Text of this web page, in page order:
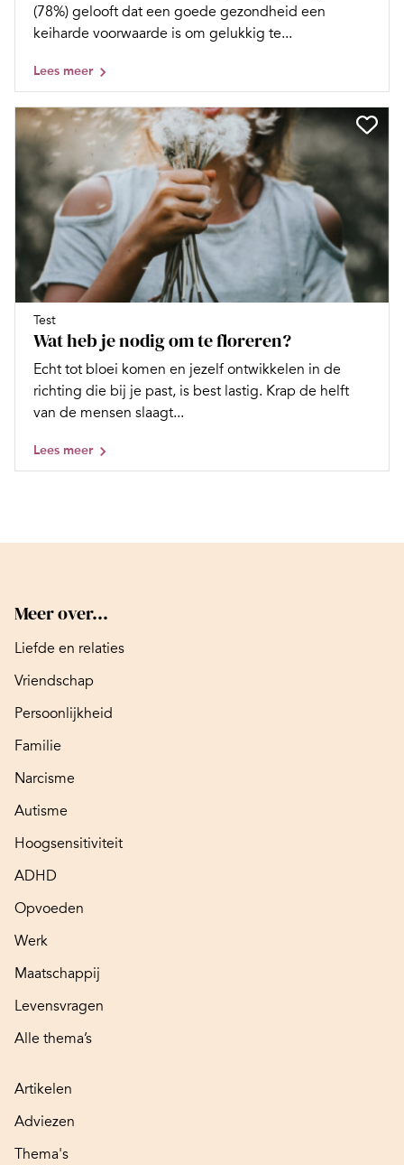
(78%) gelooft dat een goede gezondheid een
keiharde voorwaarde is om gelukkig te...
Lees meer
Test
Wat heb je nodig om te floreren?
Echt tot bloei komen en jezelf ontwikkelen in de
richting die bij je past, is best lastig. Krap de helft
van de mensen slaagt...
Lees meer
Meer over...
Liefde en relaties
Vriendschap
Persoonlijkheid
Familie
Narcisme
Autisme
Hoogsensitiviteit
ADHD
Opvoeden
Werk
Maatschappij
Levensvragen
Alle thema’s
Artikelen
Adviezen
Thema's